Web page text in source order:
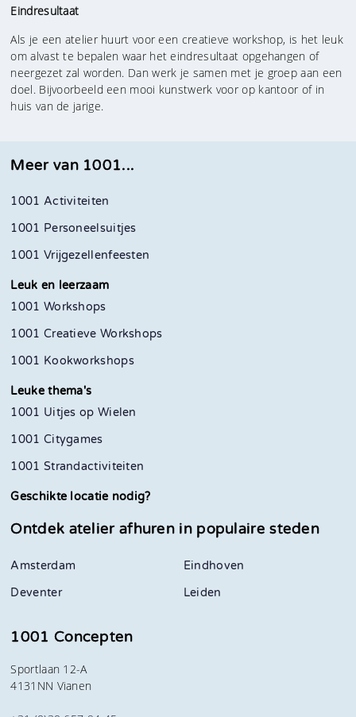
Eindresultaat
Als je een atelier huurt voor een creatieve workshop, is het leuk
om alvast te bepalen waar het eindresultaat opgehangen of
neergezet zal worden. Dan werk je samen met je groep aan een
doel. Bijvoorbeeld een mooi kunstwerk voor op kantoor of in
huis van de jarige.
Meer van 1001...
1001 Activiteiten
1001 Personeelsuitjes
1001 Vrijgezellenfeesten
Leuk en leerzaam
1001 Workshops
1001 Creatieve Workshops
1001 Kookworkshops
Leuke thema's
1001 Uitjes op Wielen
1001 Citygames
1001 Strandactiviteiten
Geschikte locatie nodig?
Ontdek atelier afhuren in populaire steden
Amsterdam
Deventer
Eindhoven
Leiden
1001 Concepten
Sportlaan 12-A
4131NN Vianen